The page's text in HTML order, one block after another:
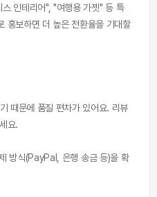
인테리어", "여행용 가젯" 등 특
홍보하면 더 높은 전환율을 기대할
때문에 품질 편차가 있어요. 리뷰
요.
방식(PayPal, 은행 송금 등)을 확